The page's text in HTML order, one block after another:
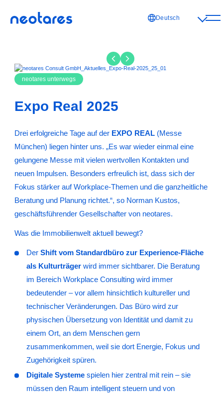
Deutsch
neotares unterwegs
Expo Real 2025
Drei erfolgreiche Tage auf der EXPO REAL (Messe
München) liegen hinter uns. „Es war wieder einmal eine
gelungene Messe mit vielen wertvollen Kontakten und
neuen Impulsen. Besonders erfreulich ist, dass sich der
Fokus stärker auf Workplace-Themen und die ganzheitliche
Beratung und Planung richtet.“, so Norman Kustos,
geschäftsführender Gesellschafter von neotares.
Was die Immobilienwelt aktuell bewegt?
Der Shift vom Standardbüro zur Experience-Fläche
als Kulturträger wird immer sichtbarer. Die Beratung
im Bereich Workplace Consulting wird immer
bedeutender – vor allem hinsichtlich kultureller und
technischer Veränderungen. Das Büro wird zur
physischen Übersetzung von Identität und damit zu
einem Ort, an dem Menschen gern
zusammenkommen, weil sie dort Energie, Fokus und
Zugehörigkeit spüren.
Digitale Systeme spielen hier zentral mit rein – sie
müssen den Raum intelligent steuern und von